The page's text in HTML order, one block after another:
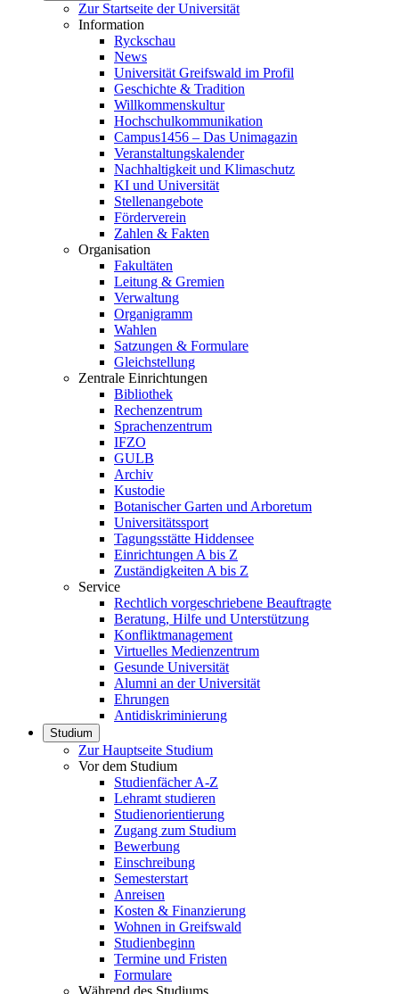
Zur Startseite der Universität
Information
Ryckschau
News
Universität Greifswald im Profil
Geschichte & Tradition
Willkommenskultur
Hochschulkommunikation
Campus1456 – Das Unimagazin
Veranstaltungskalender
Nachhaltigkeit und Klimaschutz
KI und Universität
Stellenangebote
Förderverein
Zahlen & Fakten
Organisation
Fakultäten
Leitung & Gremien
Verwaltung
Organigramm
Wahlen
Satzungen & Formulare
Gleichstellung
Zentrale Einrichtungen
Bibliothek
Rechenzentrum
Sprachenzentrum
IFZO
GULB
Archiv
Kustodie
Botanischer Garten und Arboretum
Universitätssport
Tagungsstätte Hiddensee
Einrichtungen A bis Z
Zuständigkeiten A bis Z
Service
Rechtlich vorgeschriebene Beauftragte
Beratung, Hilfe und Unterstützung
Konfliktmanagement
Virtuelles Medienzentrum
Gesunde Universität
Alumni an der Universität
Ehrungen
Antidiskriminierung
Studium
Zur Hauptseite Studium
Vor dem Studium
Studienfächer A-Z
Lehramt studieren
Studienorientierung
Zugang zum Studium
Bewerbung
Einschreibung
Semesterstart
Anreisen
Kosten & Finanzierung
Wohnen in Greifswald
Studienbeginn
Termine und Fristen
Formulare
Während des Studiums